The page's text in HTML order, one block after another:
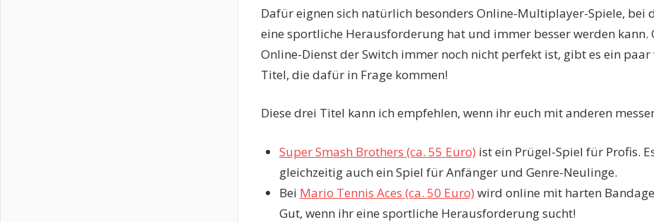
Dafür eignen sich natürlich besonders Online-Multiplayer-Spiele, bei
eine sportliche Herausforderung hat und immer besser werden kann.
Online-Dienst der Switch immer noch nicht perfekt ist, gibt es ein
Titel, die dafür in Frage kommen!
Diese drei Titel kann ich empfehlen, wenn ihr euch mit anderen
Super Smash Brothers (ca. 55 Euro) ist ein Prügel-Spiel für Profis.
gleichzeitig auch ein Spiel für Anfänger und Genre-Neulinge.
Bei Mario Tennis Aces (ca. 50 Euro) wird online mit harten
Gut, wenn ihr eine sportliche Herausforderung sucht!